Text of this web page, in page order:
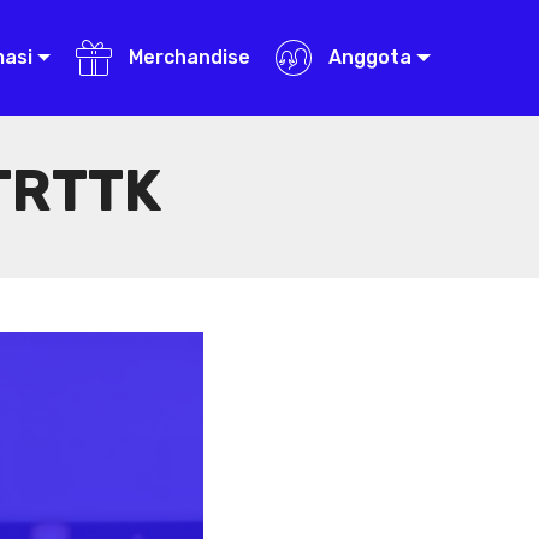
Merchandise Anggota